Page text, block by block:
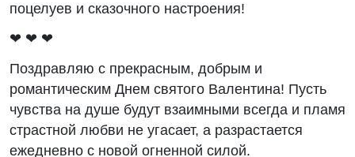
поцелуев и сказочного настроения!
❤ ❤ ❤
Поздравляю с прекрасным, добрым и
романтическим Днем святого Валентина! Пусть
чувства на душе будут взаимными всегда и пламя
страстной любви не угасает, а разрастается
ежедневно с новой огненной силой.